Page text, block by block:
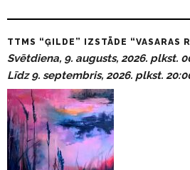
TTMS “ĢILDE” IZSTĀDE “VASARAS
Svētdiena, 9. augusts, 2026. plkst.
Līdz 9. septembris, 2026. plkst.